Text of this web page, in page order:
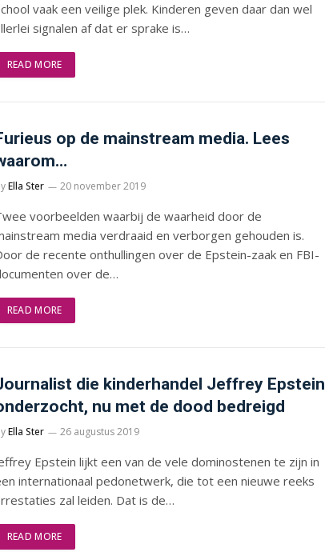
vaak een veilige plek. Kinderen geven daar dan wel
signalen af dat er sprake is…
READ MORE
op de mainstream media. Lees
Ella Ster 20 november 2019
voorbeelden waarbij de waarheid door de
media verdraaid en verborgen gehouden is.
de recente onthullingen over de Epstein-zaak en FBI-
over de…
READ MORE
die kinderhandel Jeffrey Epstein
nu met de dood bedreigd
Ella Ster 26 augustus 2019
Epstein lijkt een van de vele dominostenen te zijn in
internationaal pedonetwerk, die tot een nieuwe reeks
zal leiden. Dat is de…
READ MORE